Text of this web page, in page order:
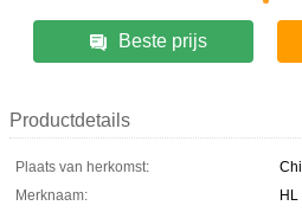
Beste prijs
Productdetails
Plaats van herkomst:
Merknaam:
HL